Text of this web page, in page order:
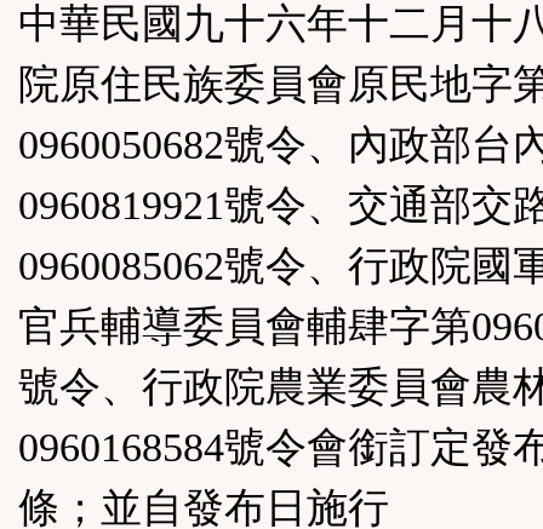
按
鈕
區
中華民國九十六年十二月十
院原住民族委員會原民地字
0960050682號令、內政部台
0960819921號令、交通部交
0960085062號令、行政院國
官兵輔導委員會輔肆字第
號令、行政院農業委員會農
0960168584號令會銜訂定發
條；並自發布日施行